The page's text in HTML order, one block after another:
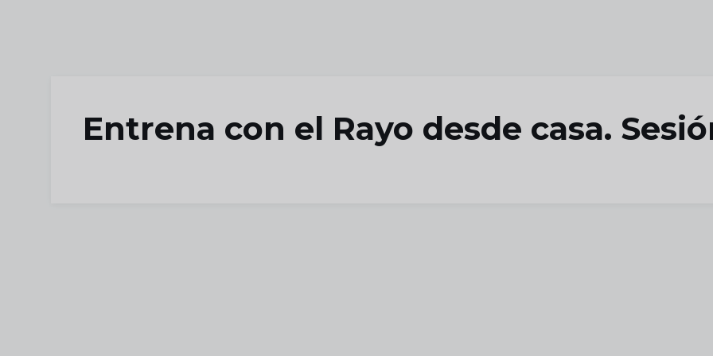
Entrena con el Rayo desde casa.